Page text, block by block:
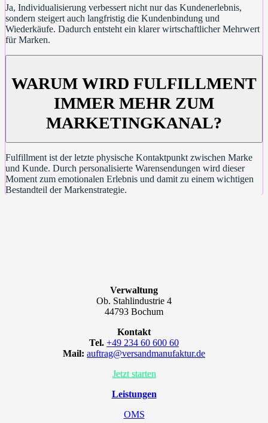
Ja, Individualisierung verbessert nicht nur das Kundenerlebnis,
sondern steigert auch langfristig die Kundenbindung und
Wiederkäufe. Dadurch entsteht ein klarer wirtschaftlicher Mehrwert
für Marken.
WARUM WIRD FULFILLMENT
IMMER MEHR ZUM
MARKETINGKANAL?
Fulfillment ist der letzte physische Kontaktpunkt zwischen Marke
und Kunde. Durch personalisierte Warensendungen wird dieser
Moment zum emotionalen Erlebnis und damit zu einem wichtigen
Bestandteil der Markenstrategie.
Verwaltung
Ob. Stahlindustrie 4
44793 Bochum
Kontakt
Tel. +49 234 60 600 60
Mail: auftrag@versandmanufaktur.de
Jetzt starten
Leistungen
OMS